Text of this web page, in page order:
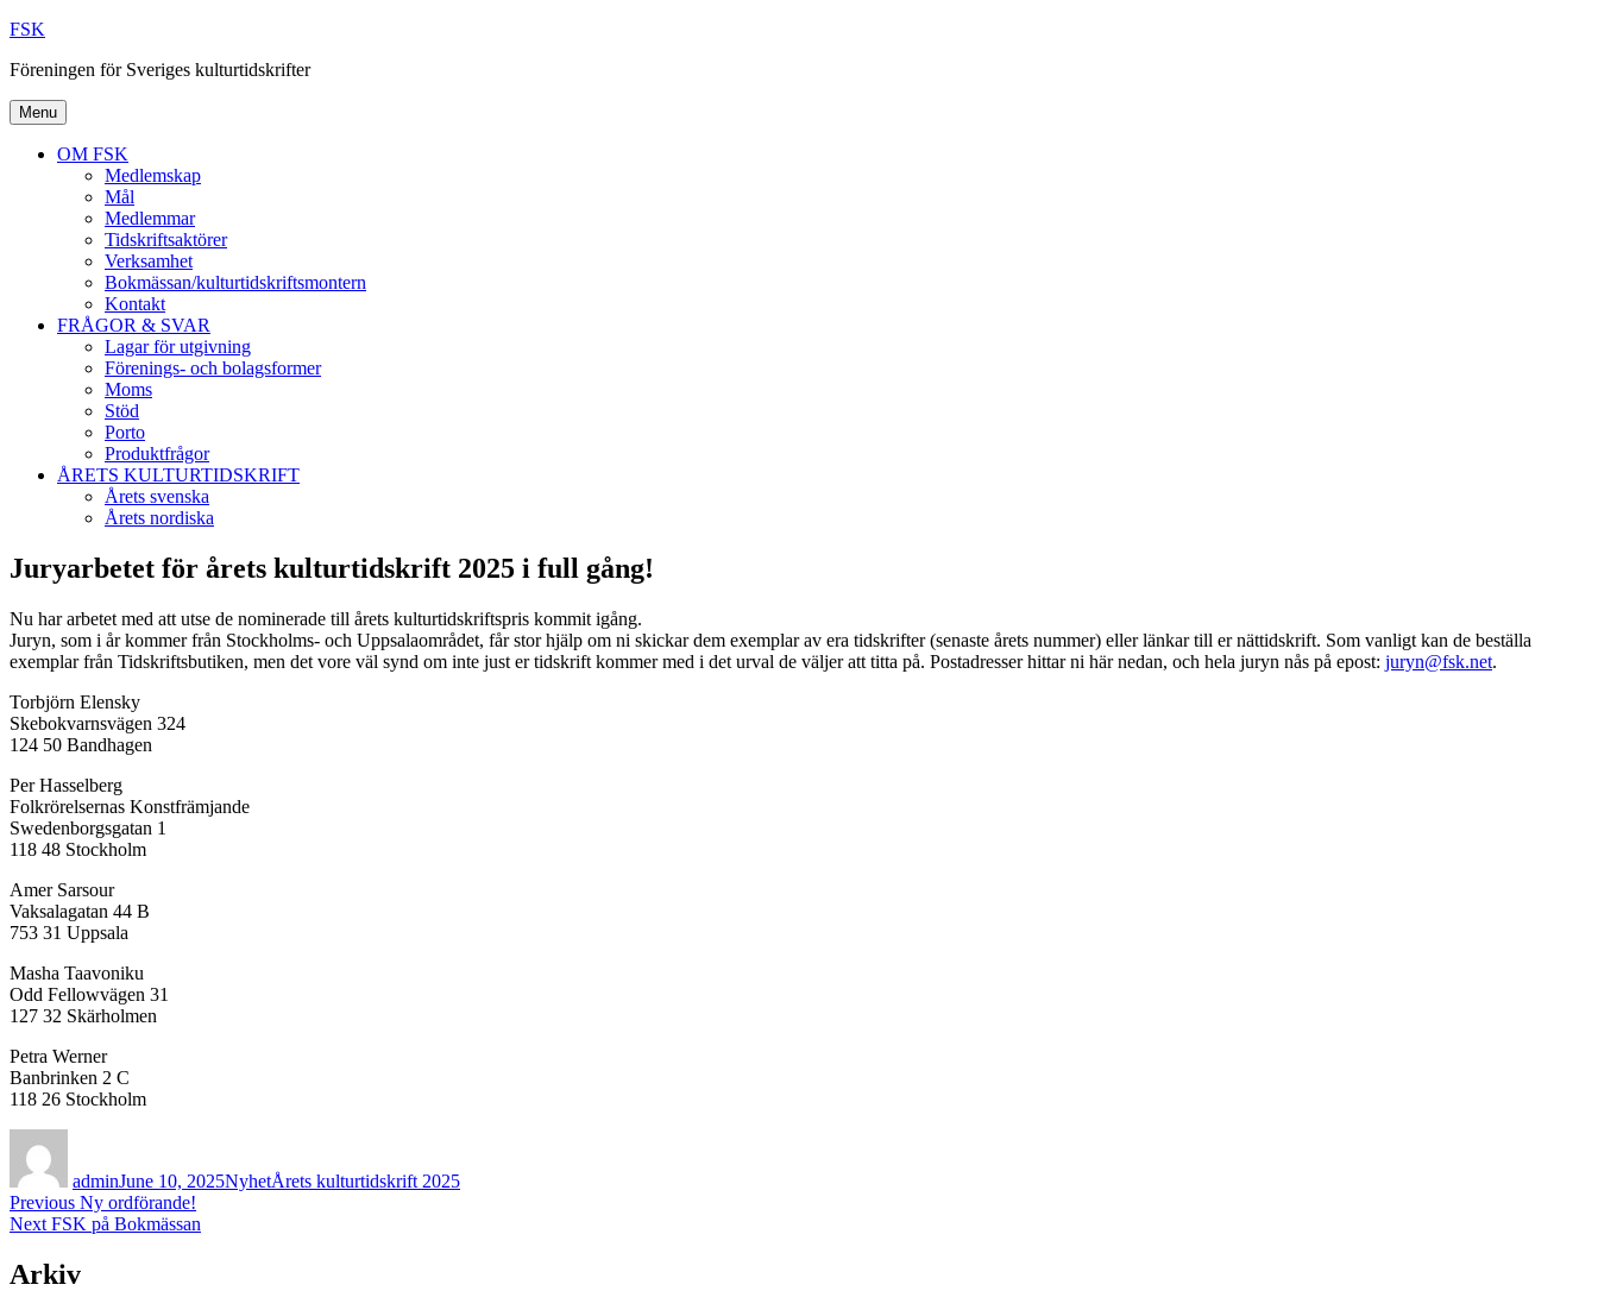
Skip
content
FSK
Föreningen för Sveriges kulturtidskrifter
Menu
OM FSK
Medlemskap
Mål
Medlemmar
Tidskriftsaktörer
Verksamhet
Bokmässan/kulturtidskriftsmontern
Kontakt
FRÅGOR & SVAR
Lagar för utgivning
Förenings- och bolagsformer
Moms
Stöd
Porto
Produktfrågor
ÅRETS KULTURTIDSKRIFT
Årets svenska
Årets nordiska
Juryarbetet för årets kulturtidskrift 2025 i full gång!
Nu har arbetet med att utse de nominerade till årets kulturtidskriftspris kommit igång.
Juryn, som i år kommer från Stockholms- och Uppsalaområdet, får stor hjälp om ni skickar dem exemplar av era tidskrifter (senaste årets nummer) eller länkar till er nättidskrift. Som vanligt kan de beställa
exemplar från Tidskriftsbutiken, men det vore väl synd om inte just er tidskrift kommer med i det urval de väljer att titta på. Postadresser hittar ni här nedan, och hela juryn nås på epost: juryn@fsk.net.
Torbjörn Elensky
Skebokvarnsvägen 324
124 50 Bandhagen
Per Hasselberg
Folkrörelsernas Konstfrämjande
Swedenborgsgatan 1
118 48 Stockholm
Amer Sarsour
Vaksalagatan 44 B
753 31 Uppsala
Masha Taavoniku
Odd Fellowvägen 31
127 32 Skärholmen
Petra Werner
Banbrinken 2 C
118 26 Stockholm
adminJune 10, 2025NyhetÅrets kulturtidskrift 2025
Post
navigation
Previous Previous
post:
Ny ordförande!
Next Next
FSK på Bokmässan
Arkiv